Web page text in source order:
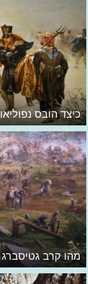
כיצד הובס
מהו קרב